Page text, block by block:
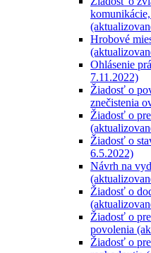
Hrobové
Ohlásenie
7.11.2022)
Žiadosť o
znečistenia
Žiadosť o
Žiadosť o
6.5.2022)
Návrh na
Žiadosť o
Žiadosť o
povolenia
Žiadosť o